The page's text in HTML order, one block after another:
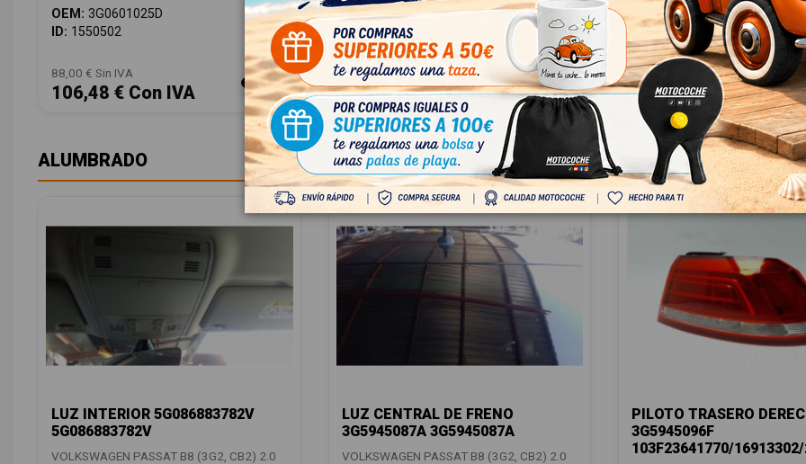
OEM: 3G0601025D
ID: 1550502
88,00 € Sin IVA
106,48 € Con IVA
TDI
OEM:5Q0035507N
ID:1550404
28,00 € Sin IVA
33,88 € Con IVA
ALUMBRADO
LUZ INTERIOR 5G086883782V
5G086883782V
VOLKSWAGEN PASSAT B8 (3G2, CB2) 2.0
LUZ CENTRAL DE FRENO
3G5945087A 3G5945087A
VOLKSWAGEN PASSAT B8 (3G2, CB2) 2.0
PILOTO TRASERO
3G5945096F
103F23641770/